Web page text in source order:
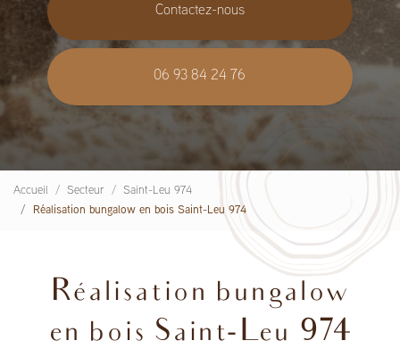
Contactez-nous
06 93 84 24 76
Accueil Secteur
Saint-Leu 974
Réalisation bungalow en bois Saint-Leu 974
Réalisation bungalow
en bois Saint-Leu 974